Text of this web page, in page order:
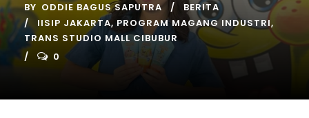
BY ODDIE BAGUS SAPUTRA
BERITA
IISIP JAKARTA, PROGRAM MAGANG INDUSTRI,
TRANS STUDIO MALL CIBUBUR
0